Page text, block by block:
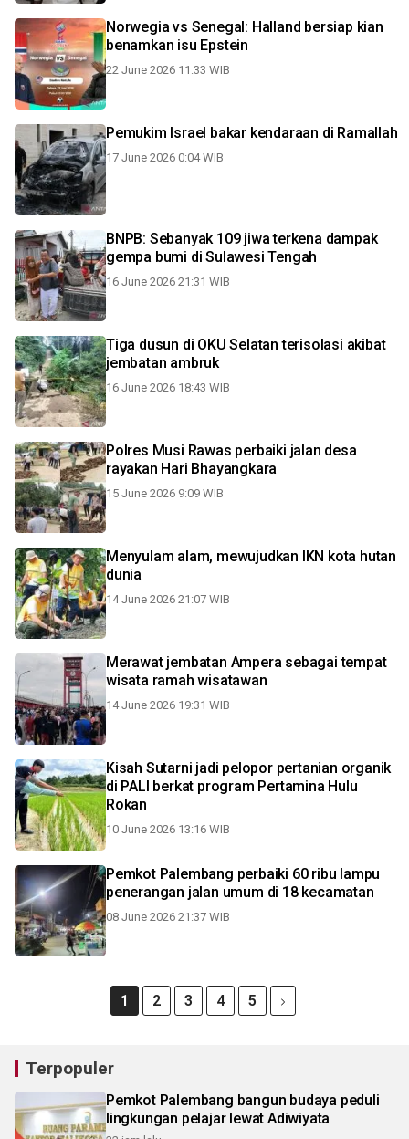
Norwegia vs Senegal: Halland bersiap kian
benamkan isu Epstein
22 June 2026 11:33 WIB
Pemukim Israel bakar kendaraan di Ramallah
17 June 2026 0:04 WIB
BNPB: Sebanyak 109 jiwa terkena dampak
gempa bumi di Sulawesi Tengah
16 June 2026 21:31 WIB
Tiga dusun di OKU Selatan terisolasi akibat
jembatan ambruk
16 June 2026 18:43 WIB
Polres Musi Rawas perbaiki jalan desa
rayakan Hari Bhayangkara
15 June 2026 9:09 WIB
Menyulam alam, mewujudkan IKN kota hutan
dunia
14 June 2026 21:07 WIB
Merawat jembatan Ampera sebagai tempat
wisata ramah wisatawan
14 June 2026 19:31 WIB
Kisah Sutarni jadi pelopor pertanian organik
di PALI berkat program Pertamina Hulu
Rokan
10 June 2026 13:16 WIB
Pemkot Palembang perbaiki 60 ribu lampu
penerangan jalan umum di 18 kecamatan
08 June 2026 21:37 WIB
1 2 3 4 5
Terpopuler
Pemkot Palembang bangun budaya peduli
lingkungan pelajar lewat Adiwiyata